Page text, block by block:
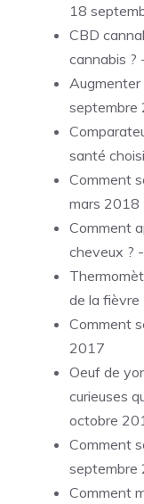
18
CBD
cannabis ?
Augmenter
septembre
santé
Comment
mars 2018
Comment
cheveux ?
de la fièvre
Comment
2017
Oeuf de
curieuses
octobre
Comment
septembre
Comment